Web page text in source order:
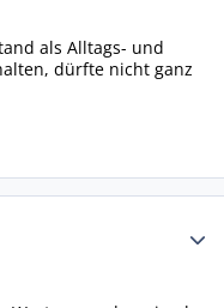
als Alltags- und
dürfte nicht ganz